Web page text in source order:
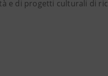
e di progetti culturali di